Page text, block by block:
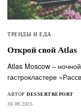
ТРЕНДЫ И ЕДА
Открой свой Atlas
Atlas Moscow –
гастрокластере
АВТОР DESSERTREPORT
30.09.2025